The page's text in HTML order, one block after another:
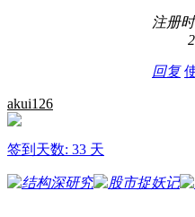
注册
回复
akui126
签到天数: 33 天